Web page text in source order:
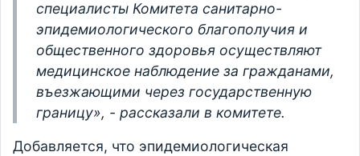
специалисты Комитета санитарно-
эпидемиологического благополучия и
общественного здоровья осуществляют
медицинское наблюдение за гражданами,
въезжающими через государственную
границу», - рассказали в комитете.
Добавляется, что эпидемиологическая